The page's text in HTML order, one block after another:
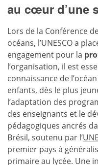
au cœur d’une
Lors de la Conférence
océans, l’UNESCO a
engagement pour la
l’organisation, il est
connaissance de
enfants, dès le plus
l’adaptation des
des enseignants et le
pédagogiques ancrés
Brésil, soutenu par l’
premier pays à
primaire au lycée. Une